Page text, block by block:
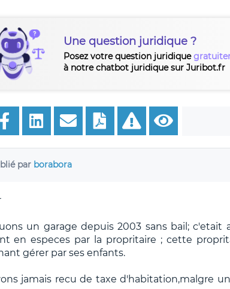
Une question juridique ?
Posez votre question juridique
à notre chatbot juridique sur Juribot.fr
par borabora
un garage depuis 2003 sans bail; c'etait
en especes par la propritaire ; cette
gérer par ses enfants.
jamais recu de taxe d'habitation,malgre